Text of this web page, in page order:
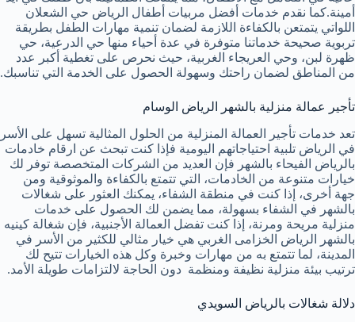
أمينة.كما نقدم خدمات أفضل مربيات أطفال الرياض حي الشعلان
اللواتي يتمتعن بالكفاءة اللازمة لضمان تنمية مهارات الطفل بطريقة
تربوية صحيحة خدماتنا متوفرة في عدة أحياء منها حي الدرعية، حي
ظهرة لبن، وحي العريجاء الغربية، حيث نحرص على تغطية أكبر عدد
من المناطق لضمان راحتك وسهولة الحصول على الخدمة التي تناسبك.
تأجير عمالة منزلية بالشهر الرياض الوسام
تعد خدمات تأجير العمالة المنزلية من الحلول المثالية تسهل على الأسر
في الرياض تلبية احتياجاتهم اليومية فإذا كنت تبحث عن ارقام خادمات
بالرياض الفيحاء بالشهر فإن العديد من الشركات المتخصصة توفر لك
خيارات متنوعة من الخادمات، التي تتمتع بالكفاءة والموثوقية ومن
جهة أخرى، إذا كنت في منطقة الشفاء، يمكنك العثور على شغالات
بالشهر في الشفاء بسهولة، مما يضمن لك الحصول على خدمات
منزلية مريحة ومرنة، إذا كنت تفضل العمالة الأجنبية، فإن شغالة كينيه
بالشهر الرياض الخزامى الغربي هي خيار مثالي للكثير من الأسر في
المدينة، لما تتمتع به من مهارات وخبرة وكل هذه الخيارات تتيح لك
ترتيب بيئة منزلية نظيفة ومنظمة دون الحاجة لالتزامات طويلة الأمد.
دلالة شغالات بالرياض السويدي